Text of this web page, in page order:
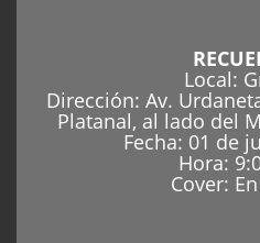
Local:
Dirección: Av.
Platanal, al lado del
Fecha: 01 de
Hora:
Cover: